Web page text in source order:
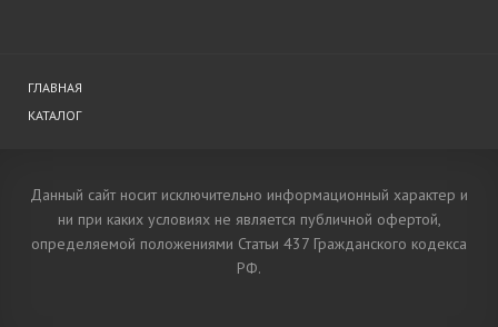
ГЛАВНАЯ
КАТАЛОГ
Данный сайт носит исключительно информационный характер и
ни при каких условиях не является публичной офертой,
определяемой положениями Статьи 437 Гражданского кодекса
РФ.